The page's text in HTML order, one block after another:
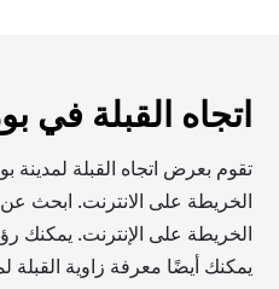
اتجاه القبلة في
تقوم بعرض اتجاه القبلة لمدينة
الخريطة على الانترنت. ابحث
الخريطة على الإنترنت. يمكنك
يمكنك أيضًا معرفة زاوية